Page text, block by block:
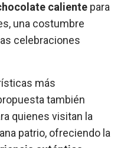
caliente para
una costumbre
celebraciones
más
también
quienes visitan la
patrio, ofreciendo la